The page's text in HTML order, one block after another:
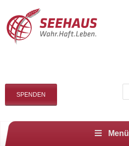
SPENDEN
Menü